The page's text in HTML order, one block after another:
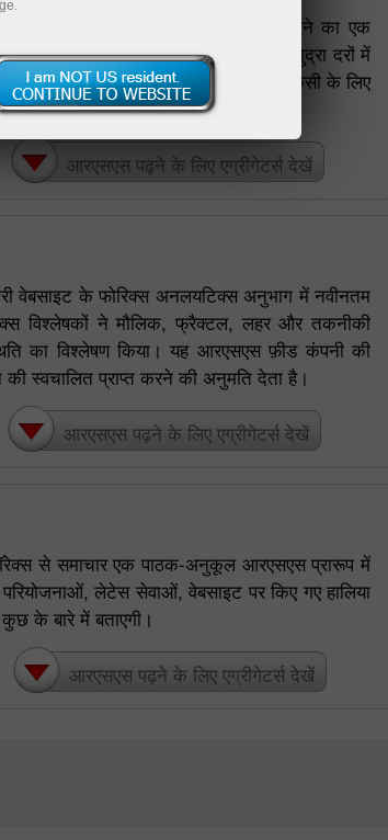
में वित्तीय बाजारों के बारे में ताजा खबर पाने का एक
द्वारा सभी वित्तीय प्लेटफार्मों पर मुद्रा दरों में
वर्तमान बाजार के रुझानों को देखते हुए हर किसी के लिए
आरएसएस पढ़ने के लिए एग्रीगेटर्स देखें
वेबसाइट के फोरिक्स अनलयटिक्स अनुभाग में नवीनतम
विश्लेषकों ने मौलिक, फ्रैक्टल, लहर और तकनीकी
का विश्लेषण किया। यह आरएसएस फ़ीड कंपनी की
की स्वचालित प्राप्त करने की अनुमति देता है।
आरएसएस पढ़ने के लिए एग्रीगेटर्स देखें
से समाचार एक पाठक-अनुकूल आरएसएस प्रारूप में
लेटेस सेवाओं, वेबसाइट पर किए गए हालिया
के बारे में बताएगी।
आरएसएस पढ़ने के लिए एग्रीगेटर्स देखें